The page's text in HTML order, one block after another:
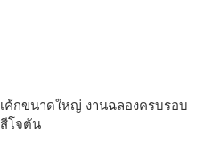
เค้กขนาดใหญ่ งานฉลองครบรอบ
สีโจตัน